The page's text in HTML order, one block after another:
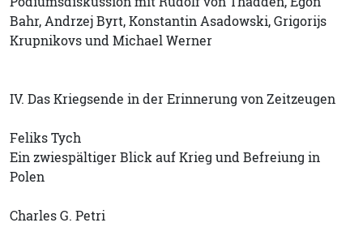
Bahr, Andrzej Byrt, Konstantin Asadowski, Grigorijs
Krupnikovs und Michael Werner
IV. Das Kriegsende in der Erinnerung von Zeitzeugen
Feliks Tych
Ein zwiespältiger Blick auf Krieg und Befreiung in
Polen
Charles G. Petri